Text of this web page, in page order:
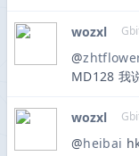
wozxl
@
MD128 我
wozxl
@heibai